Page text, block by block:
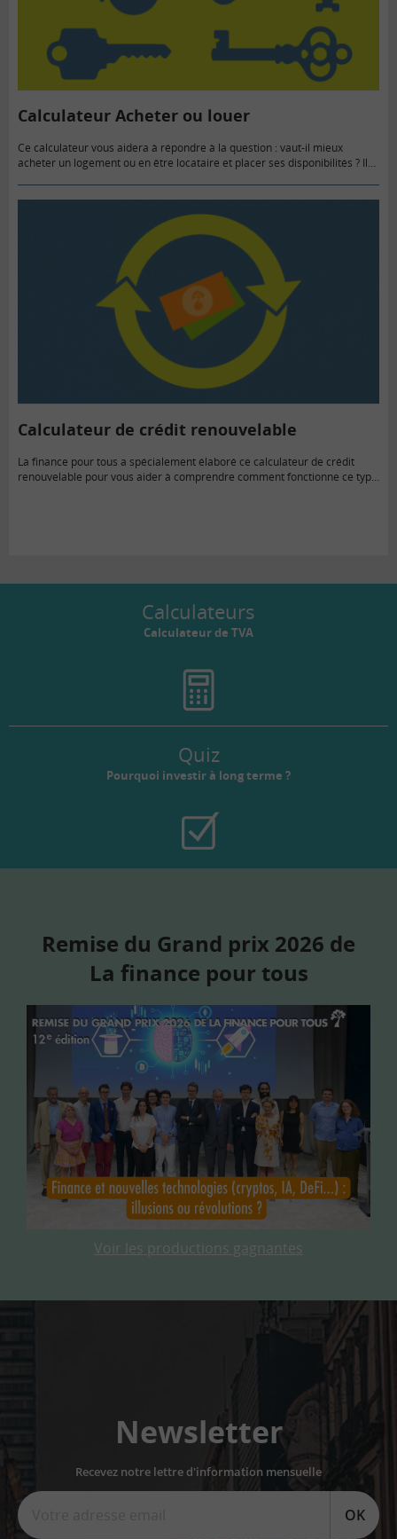
Calculateur Acheter ou louer
Ce calculateur vous aidera à répondre à la question : vaut-il mieux
acheter un logement ou en être locataire et placer ses disponibilités ? Il
Calculateur de crédit renouvelable
La finance pour tous a spécialement élaboré ce calculateur de crédit
renouvelable pour vous aider à comprendre comment fonctionne ce type
Calculateurs
Calculateur de TVA
Quiz
Pourquoi investir à long terme ?
Remise du Grand prix 2026 de
La finance pour tous
Voir les productions gagnantes
Newsletter
Recevez notre lettre d'information mensuelle
OK